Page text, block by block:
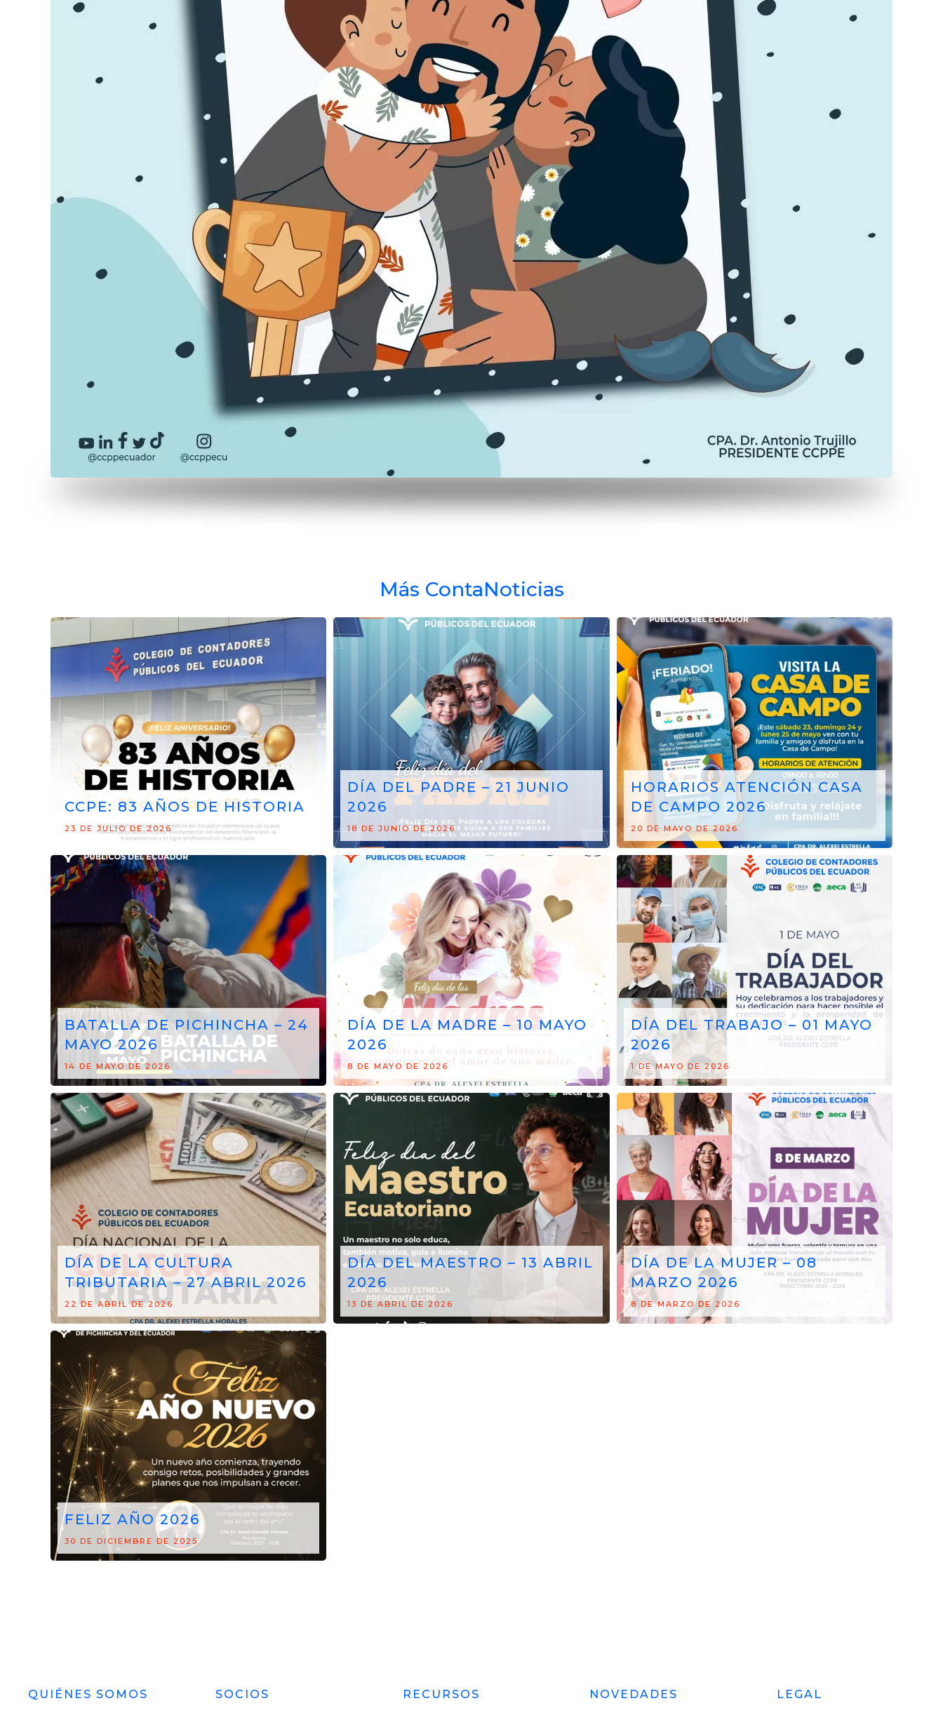
Más ContaNoticias
CCPE: 83 AÑOS DE HISTORIA
23 DE JULIO DE 2026
DÍA DEL PADRE – 21 JUNIO
2026
18 DE JUNIO DE 2026
HORARIOS ATENCIÓN CASA
DE CAMPO 2026
20 DE MAYO DE 2026
BATALLA DE PICHINCHA – 24
MAYO 2026
14 DE MAYO DE 2026
DÍA DE LA MADRE – 10 MAYO
2026
8 DE MAYO DE 2026
DÍA DEL TRABAJO – 01 MAYO
2026
1 DE MAYO DE 2026
DÍA DE LA CULTURA
TRIBUTARIA – 27 ABRIL 2026
22 DE ABRIL DE 2026
DÍA DEL MAESTRO – 13 ABRIL
2026
13 DE ABRIL DE 2026
DÍA DE LA MUJER – 08
MARZO 2026
8 DE MARZO DE 2026
FELIZ AÑO 2026
30 DE DICIEMBRE DE 2025
QUIÉNES SOMOS SOCIOS RECURSOS NOVEDADES LEGAL